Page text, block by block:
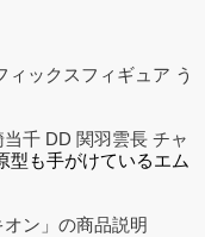
ィックスフィギュア う
当千 DD 関羽雲長 チャ
型も手がけているエム
ン」の商品説明